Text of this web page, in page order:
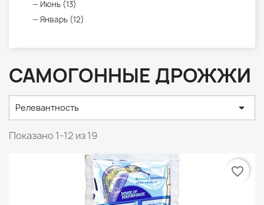
Июнь (13)
Январь (12)
САМОГОННЫЕ ДРОЖЖИ
Релевантность 
Показано 1-12 из 19
favorite_border